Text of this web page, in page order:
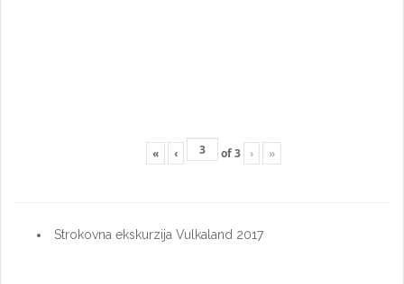
« ‹ of3 › »
Strokovna ekskurzija Vulkaland 2017